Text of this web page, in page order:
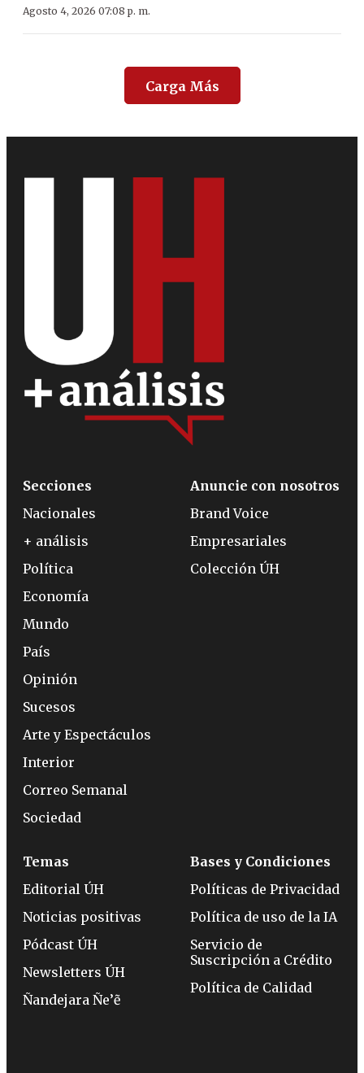
Agosto 4, 2026 07:08 p. m.
Carga Más
Secciones
Nacionales
+ análisis
Política
Economía
Mundo
País
Opinión
Sucesos
Arte y Espectáculos
Interior
Correo Semanal
Sociedad
Anuncie con nosotros
Brand Voice
Empresariales
Colección ÚH
Temas
Editorial ÚH
Noticias positivas
Pódcast ÚH
Newsletters ÚH
Ñandejara Ñe’ẽ
Bases y Condiciones
Políticas de Privacidad
Política de uso de la IA
Servicio de
Suscripción a Crédito
Política de Calidad